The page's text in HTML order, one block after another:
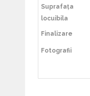
Suprafața
locuibila
Finalizare
Fotografii